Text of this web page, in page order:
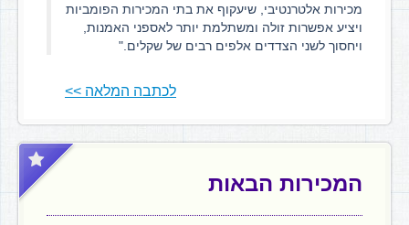
מכירות אלטרנטיבי, שיעקוף את בתי המכירות הפומביות
ויציע אפשרות זולה ומשתלמת יותר לאספני האמנות,
ויחסוך לשני הצדדים אלפים רבים של שקלים."
לכתבה המלאה >>
המכירות הבאות